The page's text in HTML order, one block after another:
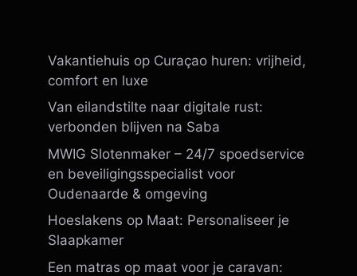
Vakantiehuis op Curaçao huren: vrijheid,
comfort en luxe
Van eilandstilte naar digitale rust:
verbonden blijven na Saba
MWIG Slotenmaker – 24/7 spoedservice
en beveiligingsspecialist voor
Oudenaarde & omgeving
Hoeslakens op Maat: Personaliseer je
Slaapkamer
Een matras op maat voor je caravan: